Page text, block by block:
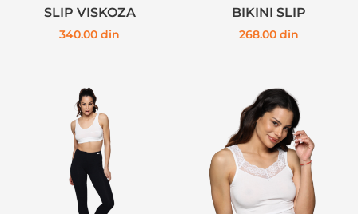
SLIP VISKOZA
340.00 din
BIKINI SLIP
268.00 din